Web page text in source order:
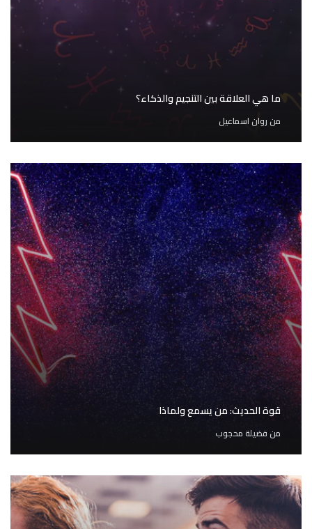
ما هي العلاقة بين التنجيم والذكاء؟
من روان اسماعيل
قوة الحديث: من يسمع ولماذا
من فضيلة محجوب